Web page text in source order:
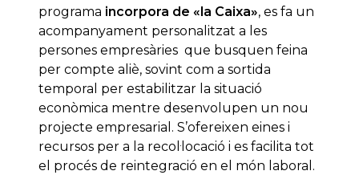
programa incorpora de «la Caixa», es fa un
acompanyament personalitzat a les
persones empresàries que busquen feina
per compte aliè, sovint com a sortida
temporal per estabilitzar la situació
econòmica mentre desenvolupen un nou
projecte empresarial. S’ofereixen eines i
recursos per a la recol·locació i es facilita tot
el procés de reintegració en el món laboral.